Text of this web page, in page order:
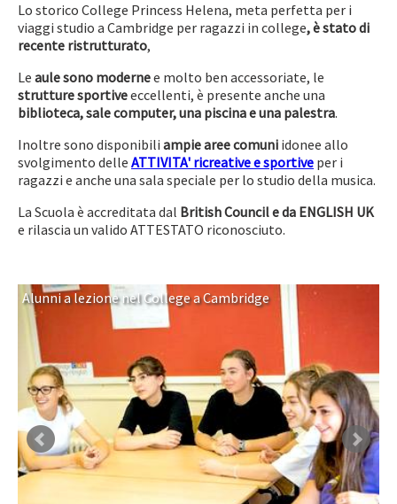
Lo storico College Princess Helena, meta perfetta per i
viaggi studio a Cambridge per ragazzi in college,è stato di
recente ristrutturato,
Le aule sono modernee molto ben accessoriate, le
strutture sportiveeccellenti, è presente anche una
biblioteca, sale computer, una piscina e una palestra.
Inoltre sono disponibili ampie aree comuni idonee allo
svolgimento delle ATTIVITA' ricreative e sportive per i
ragazzi e anche una sala speciale per lo studio della musica.
La Scuola è accreditata dal British Councile da ENGLISH UK
e rilascia un valido ATTESTATO riconosciuto.
Alunni a lezione nel College a Cambridge